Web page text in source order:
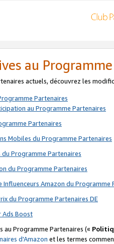
au
actuels, découvrez les
Partenaires
au Programme Partenaires
Partenaires
Mobiles du Programme Partenaires
Programme Partenaires
du Programme Partenaires
Amazon du Programme
du Programme Partenaires DE
Ads Boost
au Programme Partenaires («
d'Amazon et les termes